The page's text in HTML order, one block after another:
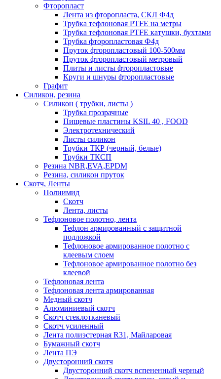
Фторопласт
Лента из фторопласта, СКЛ Ф4д
Трубка тефлоновая PTFE на метры
Трубка тефлоновая PTFE катушки, бухтами
Трубка фторопластовая Ф4д
Пруток фторопластовый 100-500мм
Пруток фторопластовый метровый
Плиты и листы фторопластовые
Круги и шнуры фторопластовые
Графит
Силикон, резина
Силикон ( трубки, листы )
Трубка прозрачные
Пищевые пластины KSIL 40 , FOOD
Электротехнический
Листы силикон
Трубки ТКР (черный, белые)
Трубки ТКСП
Резина NBR,EVA,EPDM
Резина, силикон пруток
Скотч, Ленты
Полиимид
Скотч
Лента, листы
Тефлоновое полотно, лента
Тефлон армированный с защитной
подложкой
Тефлоновое армированное полотно с
клеевым слоем
Тефлоновое армированное полотно без
клеевой
Тефлоновая лента
Тефлоновая лента армированная
Медный скотч
Алюминиевый скотч
Скотч стеклотканевый
Скотч усиленный
Лента полиэстерная R31, Майларовая
Бумажный скотч
Лента ПЭ
Двусторонний скотч
Двусторонний скотч вспененный черный